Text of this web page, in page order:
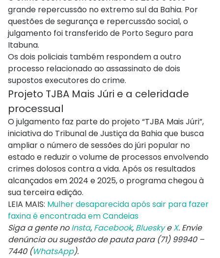
grande repercussão no extremo sul da Bahia. Por
questões de segurança e repercussão social, o
julgamento foi transferido de Porto Seguro para
Itabuna.
Os dois policiais também respondem a outro
processo relacionado ao assassinato de dois
supostos executores do crime.
Projeto TJBA Mais Júri e a celeridade
processual
O julgamento faz parte do projeto “TJBA Mais Júri”,
iniciativa do Tribunal de Justiça da Bahia que busca
ampliar o número de sessões do júri popular no
estado e reduzir o volume de processos envolvendo
crimes dolosos contra a vida. Após os resultados
alcançados em 2024 e 2025, o programa chegou à
sua terceira edição.
LEIA MAIS: Mulher desaparecida após sair para fazer
faxina é encontrada em Candeias
Siga a gente noInsta, Facebook, BlueskyeX. Envie
denúncia ou sugestão de pauta para (71) 99940 –
7440 (WhatsApp).